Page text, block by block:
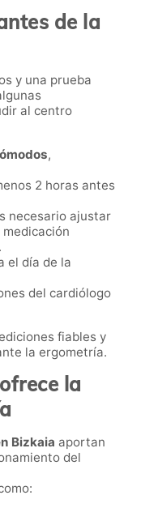
de la
y una prueba
al centro
,
2 horas antes
necesario ajustar
el día de la
del cardiólogo
fiables y
la ergometría.
la
Bizkaia aportan
del